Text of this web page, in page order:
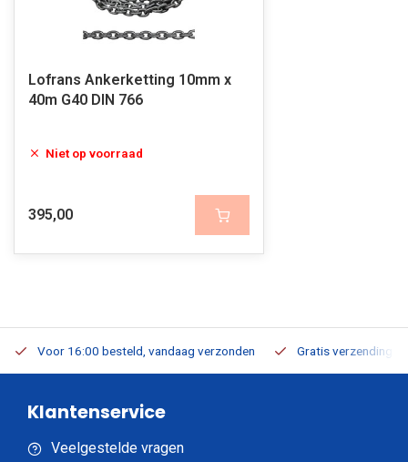
Lofrans Ankerketting 10mm x
40m G40 DIN 766
Niet op voorraad
395,00
Voor 16:00 besteld, vandaag verzonden Gratis verzending
Klantenservice
Veelgestelde vragen